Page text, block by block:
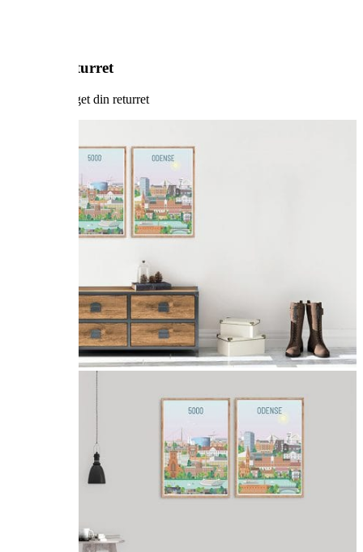
60 dage returret
Vi har forlænget din returret